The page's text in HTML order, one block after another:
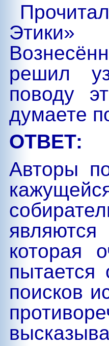
решил
поводу
думаете
ОТВЕТ:
Авторы
которая
пытается
поисков